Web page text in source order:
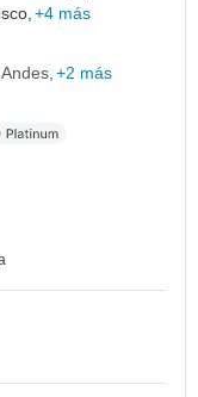
+4 más
+2 más